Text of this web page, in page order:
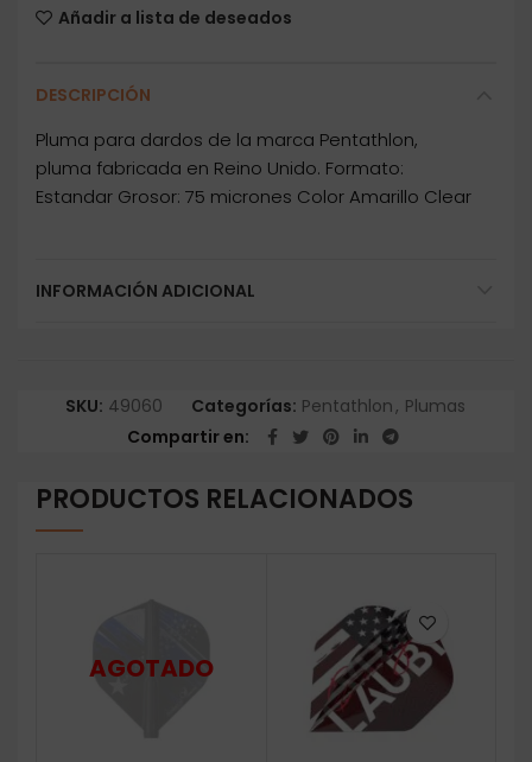
Añadir a lista de deseados
DESCRIPCIÓN
Pluma para dardos de la marca Pentathlon,
pluma fabricada en Reino Unido. Formato:
Estandar Grosor: 75 micrones Color Amarillo Clear
INFORMACIÓN ADICIONAL
SKU: 49060 Categorías: Pentathlon, Plumas
Compartir en
PRODUCTOS RELACIONADOS